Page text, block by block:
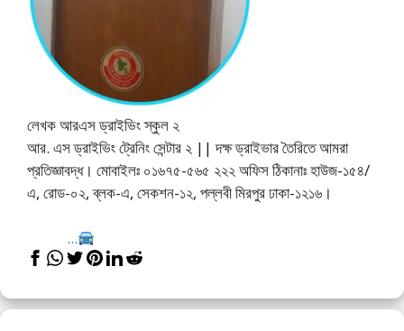
লেখক আরএস ড্রাইভিং স্কুল ২
আর. এস ড্রাইভিং ট্রেনিং সেন্টার ২ || দক্ষ ড্রাইভার তৈরিতে আমরা
প্রতিজ্ঞাবদ্ধ। মোবাইলঃ ০১৬৭৫-৫৬৫ ২২২ অফিস ঠিকানাঃ হাউজ-১৫৪/
এ, রোড-০২, ব্লক-এ, সেকশন-১২, পল্লবী মিরপুর ঢাকা-১২১৬।
...